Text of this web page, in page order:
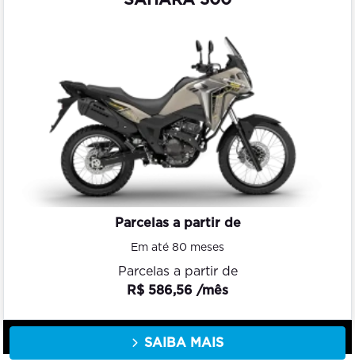
Parcelas a partir de
Em até 80 meses
Parcelas a partir de
R$ 586,56 /mês
SAIBA MAIS